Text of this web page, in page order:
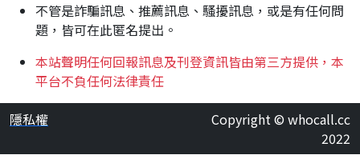
不管是詐騙訊息、推薦訊息、騷擾訊息，或是有任何問
題，皆可在此匿名提出。
本站聲明任何回報訊息及刊登資訊皆由第三方提供，本
平台不負任何法律責任
隱私權
Copyright © whocall.cc
2022